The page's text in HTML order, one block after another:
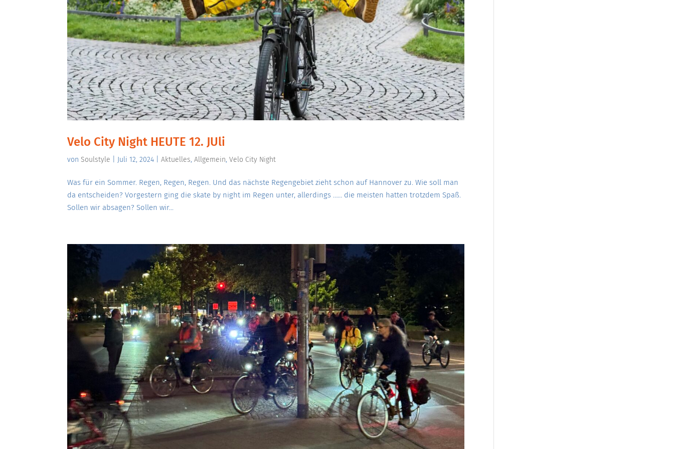
Velo City Night HEUTE 12. JUli
vonSoulstyle Juli 12, 2024 |Aktuelles,Allgemein,Velo City Night
Was für ein Sommer. Regen, Regen, Regen. Und das nächste Regengebiet zieht schon auf Hannover zu. Wie soll man
da entscheiden? Vorgestern ging die skate by night im Regen unter, allerdings …… die meisten hatten trotzdem Spaß.
Sollen wir absagen? Sollen wir...